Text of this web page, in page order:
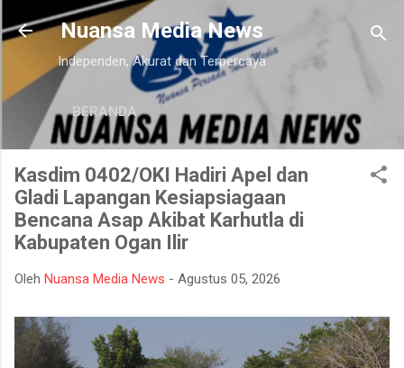
Langsung ke konten utama
Nuansa Media News
Independen, Akurat dan Terpercaya
BERANDA
Kasdim 0402/OKI Hadiri Apel dan
Gladi Lapangan Kesiapsiagaan
Bencana Asap Akibat Karhutla di
Kabupaten Ogan Ilir
Oleh Nuansa Media News - Agustus 05, 2026